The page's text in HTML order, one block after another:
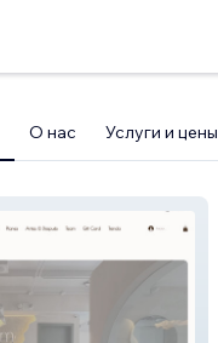
О нас Услуги и цены